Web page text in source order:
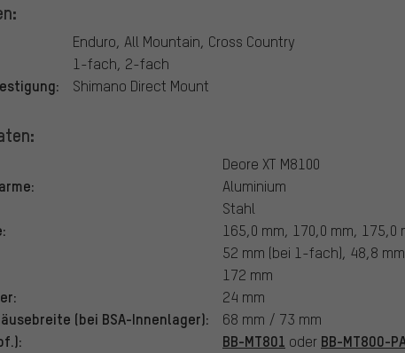
Enduro, All Mountain, Cross Country
1-fach, 2-fach
Shimano Direct Mount
Deore XT M8100
Aluminium
Stahl
165,0 mm, 170,0 mm, 175,0
52 mm (bei 1-fach), 48,8
172 mm
24 mm
(bei BSA-Innenlager): 68 mm / 73 mm
BB-MT801 oder BB-MT800-